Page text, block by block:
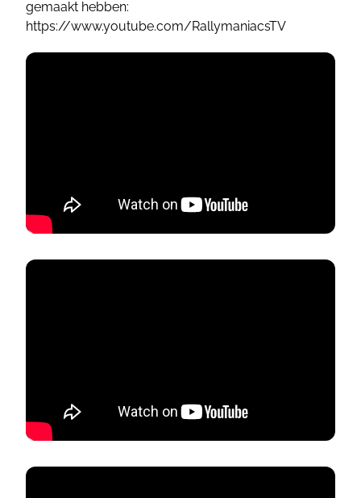
gemaakt hebben:
https://www.youtube.com/RallymaniacsTV